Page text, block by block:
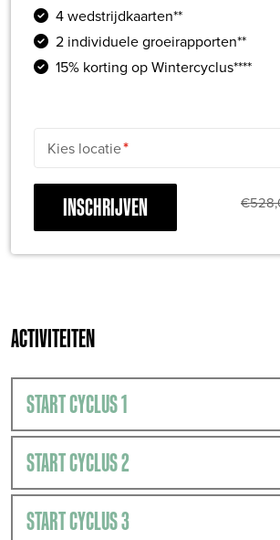
4 wedstrijdkaarten**
2 individuele groeirapporten**
15% korting op Wintercyclus****
Kies locatie*
INSCHRIJVEN €
ACTIVITEITEN
START CYCLUS 1
START CYCLUS 2
START CYCLUS 3